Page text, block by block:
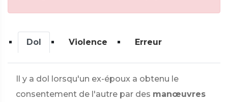
Dol Violence Erreur
Il y a dol lorsqu'un ex-époux a obtenu le
consentement de l'autre par des manœuvres